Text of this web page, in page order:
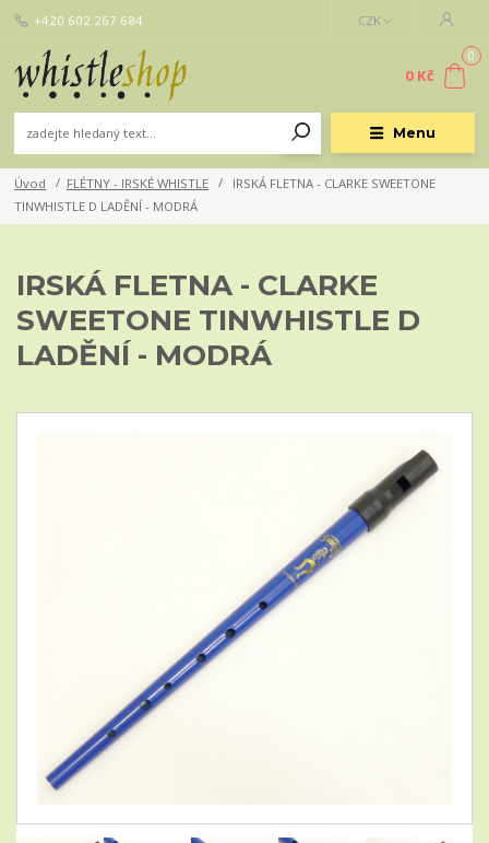
Menu
CZK
+420 602 267 684
0
0 Kč
Úvod FLÉTNY - IRSKÉ WHISTLE
IRSKÁ FLETNA - CLARKE SWEETONE
TINWHISTLE D LADĚNÍ - MODRÁ
IRSKÁ FLETNA - CLARKE
SWEETONE TINWHISTLE D
LADĚNÍ - MODRÁ